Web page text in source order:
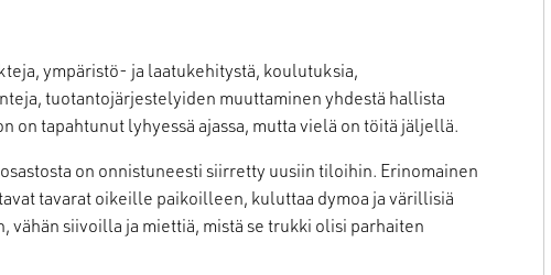
ympäristö- ja laatukehitystä, koulutuksia,
tuotantojärjestelyiden muuttaminen yhdestä hallista
on tapahtunut lyhyessä ajassa, mutta vielä on töitä jäljellä.
on onnistuneesti siirretty uusiin tiloihin. Erinomainen
tavarat oikeille paikoilleen, kuluttaa dymoa ja värillisiä
siivoilla ja miettiä, mistä se trukki olisi parhaiten